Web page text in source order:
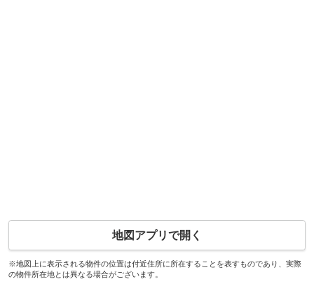
地図アプリで開く
※地図上に表示される物件の位置は付近住所に所在することを表すものであり、実際
の物件所在地とは異なる場合がございます。